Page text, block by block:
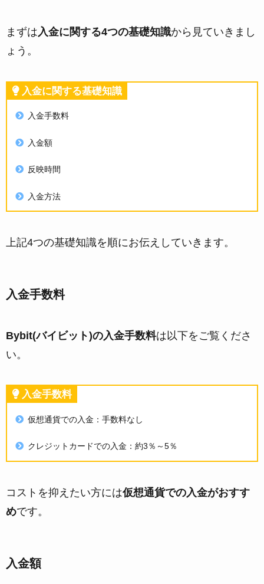
まずは 入金に関する4つの基礎知識から見ていきまし
ょう。
入金に関する基礎知識
入金手数料
入金額
反映時間
入金方法
上記4つの基礎知識を順にお伝えしていきます。
入金手数料
Bybit(バイビット)の入金手数料は以下をご覧くださ
い。
入金手数料
仮想通貨での入金：手数料なし
クレジットカードでの入金：約3％～5％
コストを抑えたい方には仮想通貨での入金がおすす
めです。
入金額